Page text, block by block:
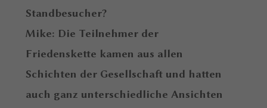
Standbesucher?
Mike: Die Teilnehmer der
Friedenskette kamen aus allen
Schichten der Gesellschaft und hatten
auch ganz unterschiedliche Ansichten